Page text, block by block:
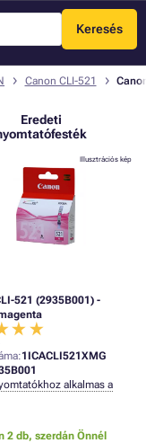
Keresés
Menü
Canon CLI-521
Eredeti
Illusztrációs kép
521 (2935B001) -
1ICACLI521XMG
alkalmas a
2 db, szerdán Önnél